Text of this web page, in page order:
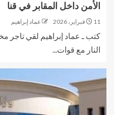
الأمن داخل المقابر في قنا
11 فبراير، 2026 عماد إبراهيم
كتب ـ عماد إبراهيم لقي تاجر
النار مع قوات...